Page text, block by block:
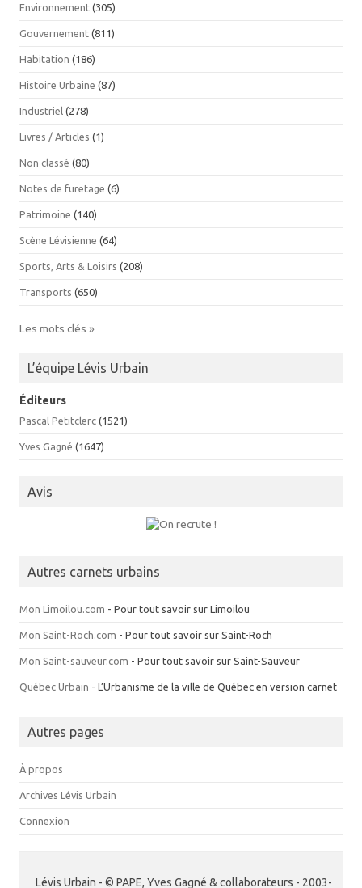
Environnement (305)
Gouvernement (811)
Habitation (186)
Histoire Urbaine (87)
Industriel (278)
Livres / Articles (1)
Non classé (80)
Notes de furetage (6)
Patrimoine (140)
Scène Lévisienne (64)
Sports, Arts & Loisirs (208)
Transports (650)
Les mots clés »
L’équipe Lévis Urbain
Éditeurs
Pascal Petitclerc (1521)
Yves Gagné (1647)
Avis
Autres carnets urbains
Mon Limoilou.com - Pour tout savoir sur Limoilou
Mon Saint-Roch.com - Pour tout savoir sur Saint-Roch
Mon Saint-sauveur.com - Pour tout savoir sur Saint-Sauveur
Québec Urbain - L’Urbanisme de la ville de Québec en version carnet
Autres pages
À propos
Archives Lévis Urbain
Connexion
Lévis Urbain - © PAPE, Yves Gagné & collaborateurs - 2003-